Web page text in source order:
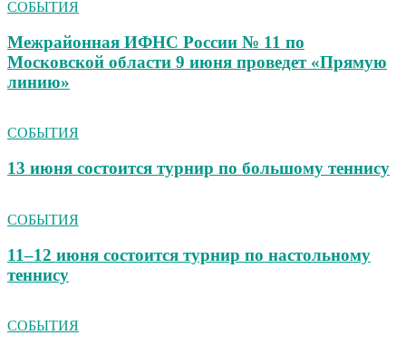
СОБЫТИЯ
Межрайонная ИФНС России № 11 по
Московской области 9 июня проведет «Прямую
линию»
СОБЫТИЯ
13 июня состоится турнир по большому теннису
СОБЫТИЯ
11–12 июня состоится турнир по настольному
теннису
СОБЫТИЯ